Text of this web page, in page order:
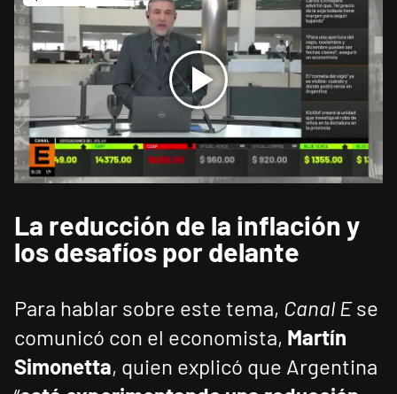
La reducción de la inflación y
los desafíos por delante
Para hablar sobre este tema, Canal Ese
comunicó con el economista, Martín
Simonetta, quien explicó que Argentina